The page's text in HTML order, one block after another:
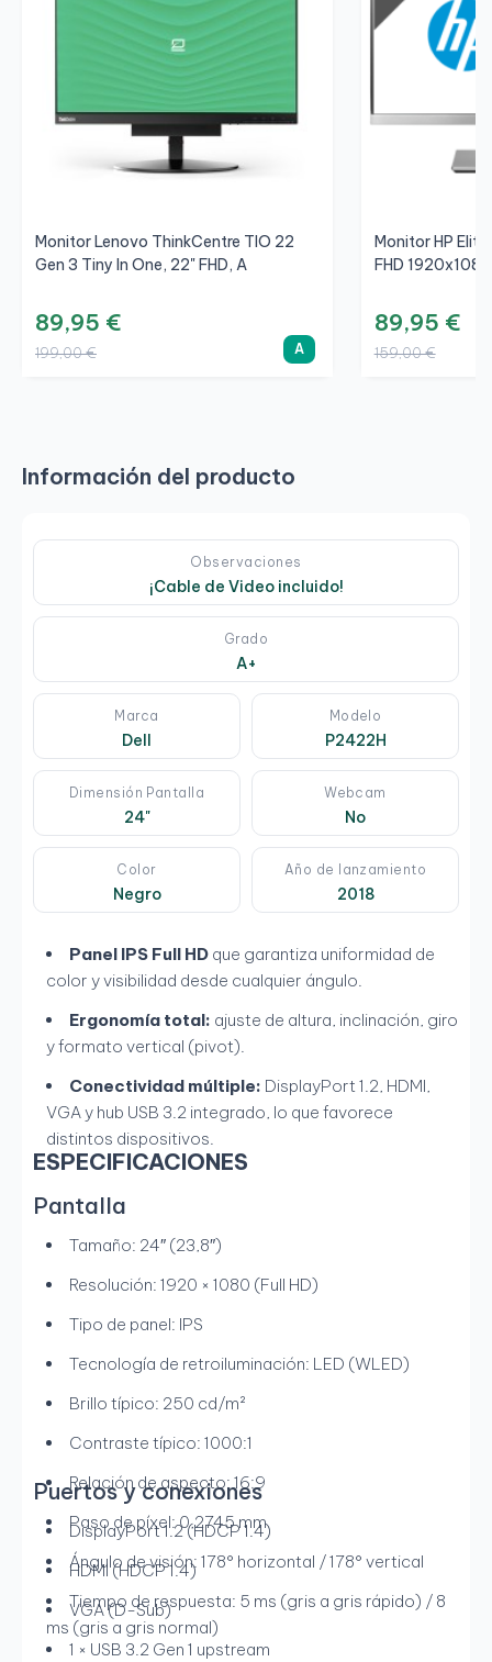
Monitor Lenovo ThinkCentre TIO 22
Gen 3 Tiny In One, 22" FHD, A
89,95 €
199,00 € A
Monitor HP
FHD
89,95 €
159,00 €
Información del producto
Observaciones
¡Cable de Video incluido!
Grado
A+
Marca
Dell
Modelo
P2422H
Dimensión Pantalla
24"
Webcam
No
Color
Negro
Año de lanzamiento
2018
Panel IPS Full HD que garantiza uniformidad de
color y visibilidad desde cualquier ángulo.
Ergonomía total: ajuste de altura, inclinación, giro
y formato vertical (pivot).
Conectividad múltiple: DisplayPort 1.2, HDMI,
VGA y hub USB 3.2 integrado, lo que favorece
distintos dispositivos.
ESPECIFICACIONES
Pantalla
Tamaño: 24″ (23,8″)
Resolución: 1920 × 1080 (Full HD)
Tipo de panel: IPS
Tecnología de retroiluminación: LED (WLED)
Brillo típico: 250 cd/m²
Contraste típico: 1000:1
Relación de aspecto: 16:9
Paso de píxel: 0,2745 mm
Ángulo de visión: 178° horizontal / 178° vertical
Tiempo de respuesta: 5 ms (gris a gris rápido) / 8
ms (gris a gris normal)
Puertos y conexiones
DisplayPort 1.2 (HDCP 1.4)
HDMI (HDCP 1.4)
VGA (D-Sub)
1 × USB 3.2 Gen 1 upstream